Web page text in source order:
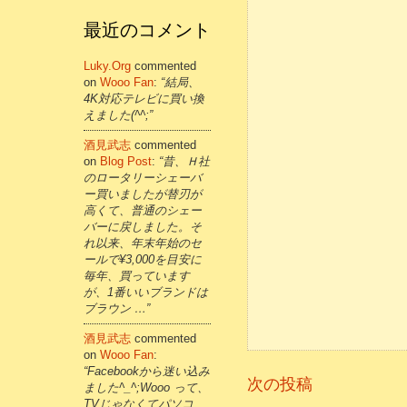
次の投稿
最近のコメント
Luky.org commented
on Wooo Fan: “結局、
4K対応テレビに買い換
えました(^^;”
酒見武志 commented
on Blog Post: “昔、Ｈ社
のロータリーシェーバ
ー買いましたが替刃が
高くて、普通のシェー
バーに戻しました。そ
れ以来、年末年始のセ
ールで¥3,000を目安に
毎年、買っています
が、1番いいブランドは
ブラウン …”
酒見武志 commented
on Wooo Fan:
“Facebookから迷い込み
ました^_^;Wooo って、
TVじゃなくてパソコ